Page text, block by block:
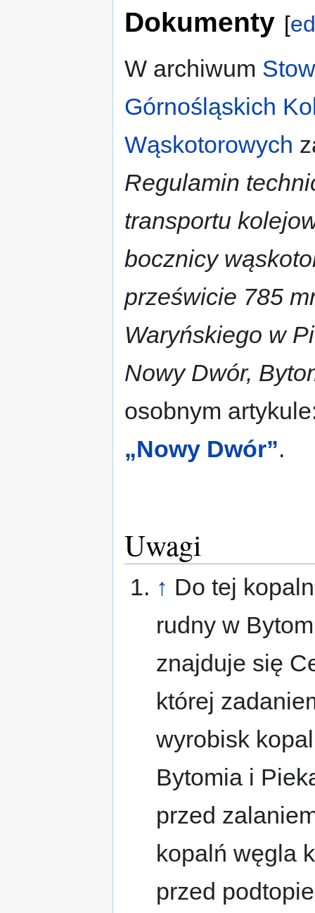
Dokumenty [
W archiwum
Górnośląskich
Wąskotorowych
Regulamin
transportu
bocznicy
prześwicie 785
Waryńskiego w
Nowy Dwór,
osobnym
„Nowy Dwór”.
Uwagi
↑ Do tej
rudny w
znajduje się
której
wyrobisk
Bytomia i
przed
kopalń węgla
przed